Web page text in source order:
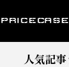
PRICECASE
人気記